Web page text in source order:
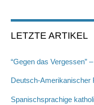
LETZTE ARTIKEL
“Gegen das Vergessen”
Deutsch-Amerikanischer
Spanischsprachige